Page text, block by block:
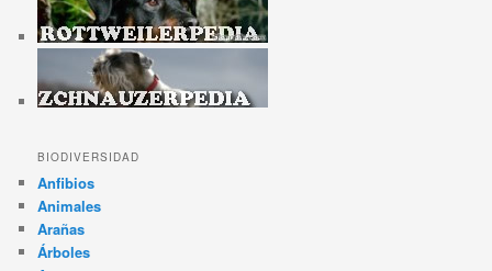
BIODIVERSIDAD
Anfibios
Animales
Arañas
Árboles